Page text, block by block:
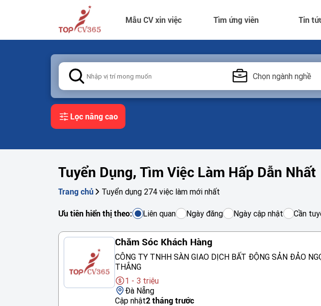
Mẫu CV xin việc Tìm ứng viên Tin
Chọn ngành nghề
Lọc nâng cao
Tuyển Dụng, Tìm Việc Làm Hấp Dẫn Nhất
Trang chủ Tuyển dụng 274 việc làm mới nhất
Ưu tiên hiển thị theo: Liên quan Ngày đăng Ngày cập nhật Cần
Chăm Sóc Khách Hàng
CÔNG TY TNHH SÀN GIAO DỊCH BẤT ĐỘNG SẢN ĐẢO
THẮNG
1 - 3 triệu
Đà Nẵng
Cập nhật2 tháng trước